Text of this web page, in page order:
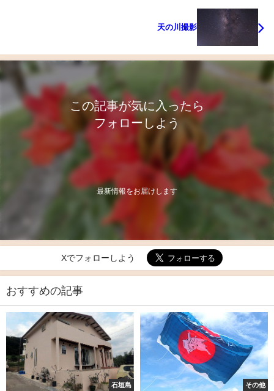
天の川撮影
この記事が気に入ったら
フォローしよう
最新情報をお届けします
Xでフォローしよう
おすすめの記事
石垣島 その他